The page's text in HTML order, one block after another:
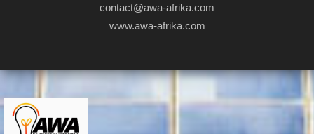
contact@awa-afrika.com
www.awa-afrika.com